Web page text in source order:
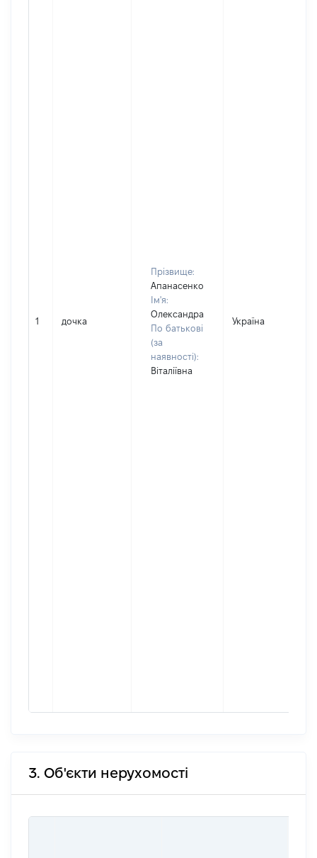
1 дочка
Прізвище:
Апанасенко
Ім'я:
Олександра
По батькові
(за
наявності):
Віталіївна
Україна
3. Об'єкти нерухомості